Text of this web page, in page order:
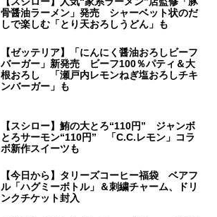
骨醤油ラーメン」発売 シャーベット状のだ
しで楽しむ「とり天おろしうどん」も
【ゼッテリア】「にんにく醤油おろしビーフ
バーガー」新発売 ビーフ100％パティ＆大
根おろし 「瀬戸内レモンねぎ塩おろしチキ
ンバーガー」も
【スシロー】鮪の大とろ“110円” ジャンボ
とろサーモン“110円” 「C.C.レモン」コラ
ボ新作スイーツも
【今日から】タリーズコーヒー福袋 ベアフ
ル「ハグミーボトル」＆刺繍チャーム、ドリ
ンクチケット封入